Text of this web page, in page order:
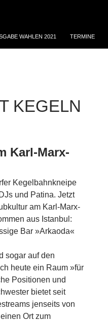
WAHLEN 2021 TERMINE
KEGELN
Karl-Marx-
Kegelbahnkneipe
und Patina. Jetzt
am Karl-Marx-
aus Istanbul:
Bar »Arkaoda«
sogar auf den
heute ein Raum »für
Positionen und
bietet seit
jenseits von
Ort zum